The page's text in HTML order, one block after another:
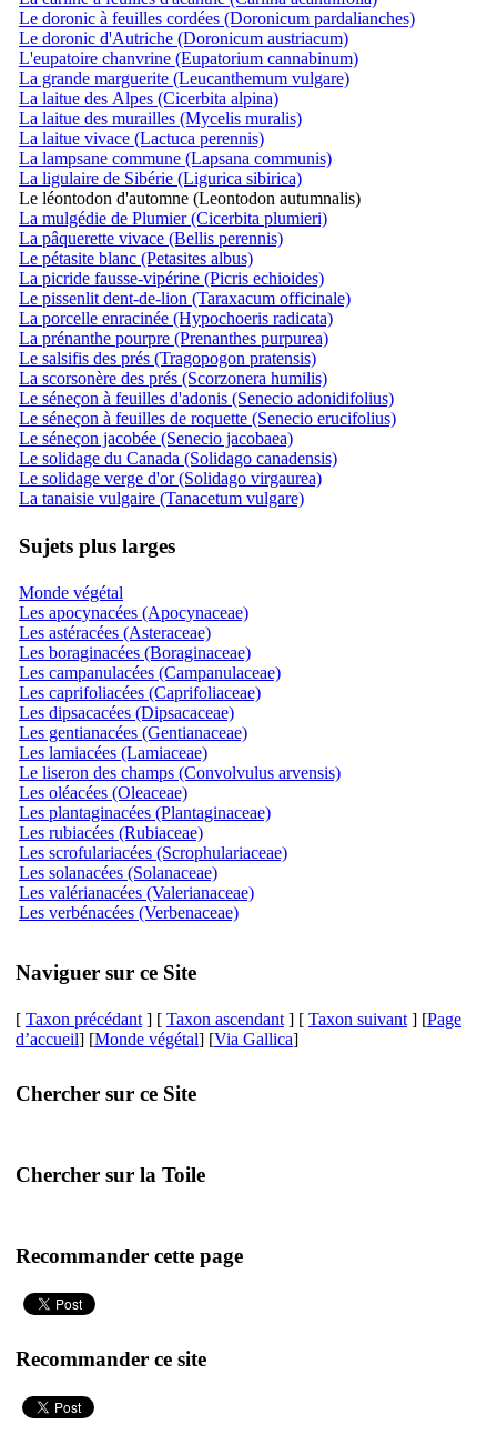
Le doronic à feuilles cordées (Doronicum pardalianches)
Le doronic d'Autriche (Doronicum austriacum)
L'eupatoire chanvrine (Eupatorium cannabinum)
La grande marguerite (Leucanthemum vulgare)
La laitue des Alpes (Cicerbita alpina)
La laitue des murailles (Mycelis muralis)
La laitue vivace (Lactuca perennis)
La lampsane commune (Lapsana communis)
La ligulaire de Sibérie (Ligurica sibirica)
Le léontodon d'automne (Leontodon autumnalis)
La mulgédie de Plumier (Cicerbita plumieri)
La pâquerette vivace (Bellis perennis)
Le pétasite blanc (Petasites albus)
La picride fausse-vipérine (Picris echioides)
Le pissenlit dent-de-lion (Taraxacum officinale)
La porcelle enracinée (Hypochoeris radicata)
La prénanthe pourpre (Prenanthes purpurea)
Le salsifis des prés (Tragopogon pratensis)
La scorsonère des prés (Scorzonera humilis)
Le séneçon à feuilles d'adonis (Senecio adonidifolius)
Le séneçon à feuilles de roquette (Senecio erucifolius)
Le séneçon jacobée (Senecio jacobaea)
Le solidage du Canada (Solidago canadensis)
Le solidage verge d'or (Solidago virgaurea)
La tanaisie vulgaire (Tanacetum vulgare)
Sujets plus larges
Monde végétal
Les apocynacées (Apocynaceae)
Les astéracées (Asteraceae)
Les boraginacées (Boraginaceae)
Les campanulacées (Campanulaceae)
Les caprifoliacées (Caprifoliaceae)
Les dipsacacées (Dipsacaceae)
Les gentianacées (Gentianaceae)
Les lamiacées (Lamiaceae)
Le liseron des champs (Convolvulus arvensis)
Les oléacées (Oleaceae)
Les plantaginacées (Plantaginaceae)
Les rubiacées (Rubiaceae)
Les scrofulariacées (Scrophulariaceae)
Les solanacées (Solanaceae)
Les valérianacées (Valerianaceae)
Les verbénacées (Verbenaceae)
Naviguer sur ce Site
[ Taxon précédant ] [ Taxon ascendant ] [ Taxon suivant ] [Page
d’accueil] [Monde végétal] [Via Gallica]
Chercher sur ce Site
Chercher sur la Toile
Recommander cette page
Recommander ce site